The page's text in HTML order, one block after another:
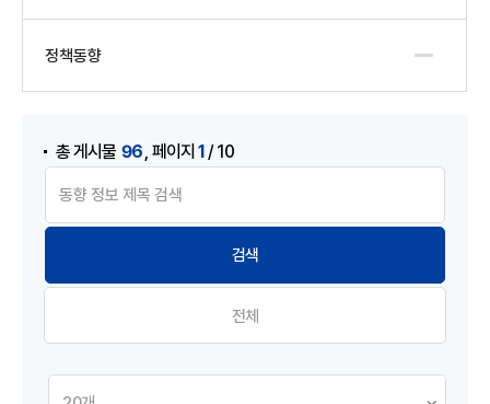
정책동향
총 게시물 96 ,페이지1/ 10
전체